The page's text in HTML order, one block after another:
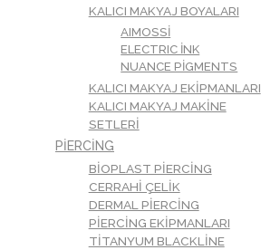
KALICI MAKYAJ BOYALARI
AIMOSSİ
ELECTRIC İNK
NUANCE PIGMENTS
KALICI MAKYAJ EKIPMANLARI
KALICI MAKYAJ MAKINE
SETLERI
PIERCING
BIOPLAST PIERCING
CERRAHI ÇELIK
DERMAL PIERCING
PIERCING EKIPMANLARI
TITANYUM BLACKLINE